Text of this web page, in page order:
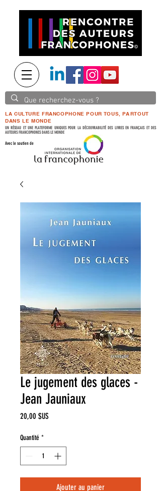
LA CULTURE FRANCOPHONE POUR TOUS, PARTOUT
DANS LE MONDE
UN RÉSEAU ET UNE PLATEFORME UNIQUES POUR LA DÉCOUVRABILITÉ DES LIVRES EN FRANÇAIS ET DES
AUTEURS FRANCOPHONES DANS LE MONDE
Avec le soutien de
Le jugement des glaces -
Jean Jauniaux
20,00 $US
Quantité *
Ajouter au panier